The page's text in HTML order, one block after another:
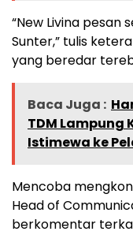
“New Livina pesan
Sunter,” tulis
yang beredar
Baca Juga :
TDM Lampung
Istimewa ke
Mencoba
Head of
berkomentar